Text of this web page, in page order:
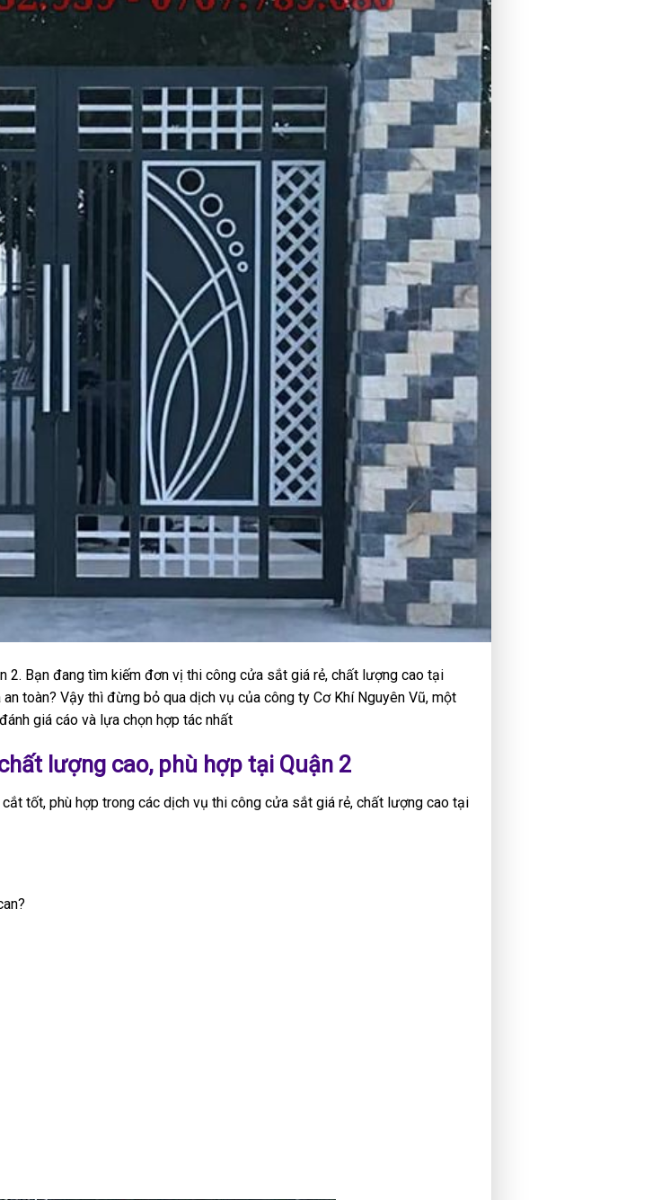
2. Bạn đang tìm kiếm đơn vị thi công cửa sắt giá rẻ, chất lượng cao tại
toàn? Vậy thì đừng bỏ qua dịch vụ của công ty Cơ Khí Nguyên Vũ, một
giá cáo và lựa chọn hợp tác nhất
lượng cao, phù hợp tại Quận 2
tốt, phù hợp trong các dịch vụ thi công cửa sắt giá rẻ, chất lượng cao tại